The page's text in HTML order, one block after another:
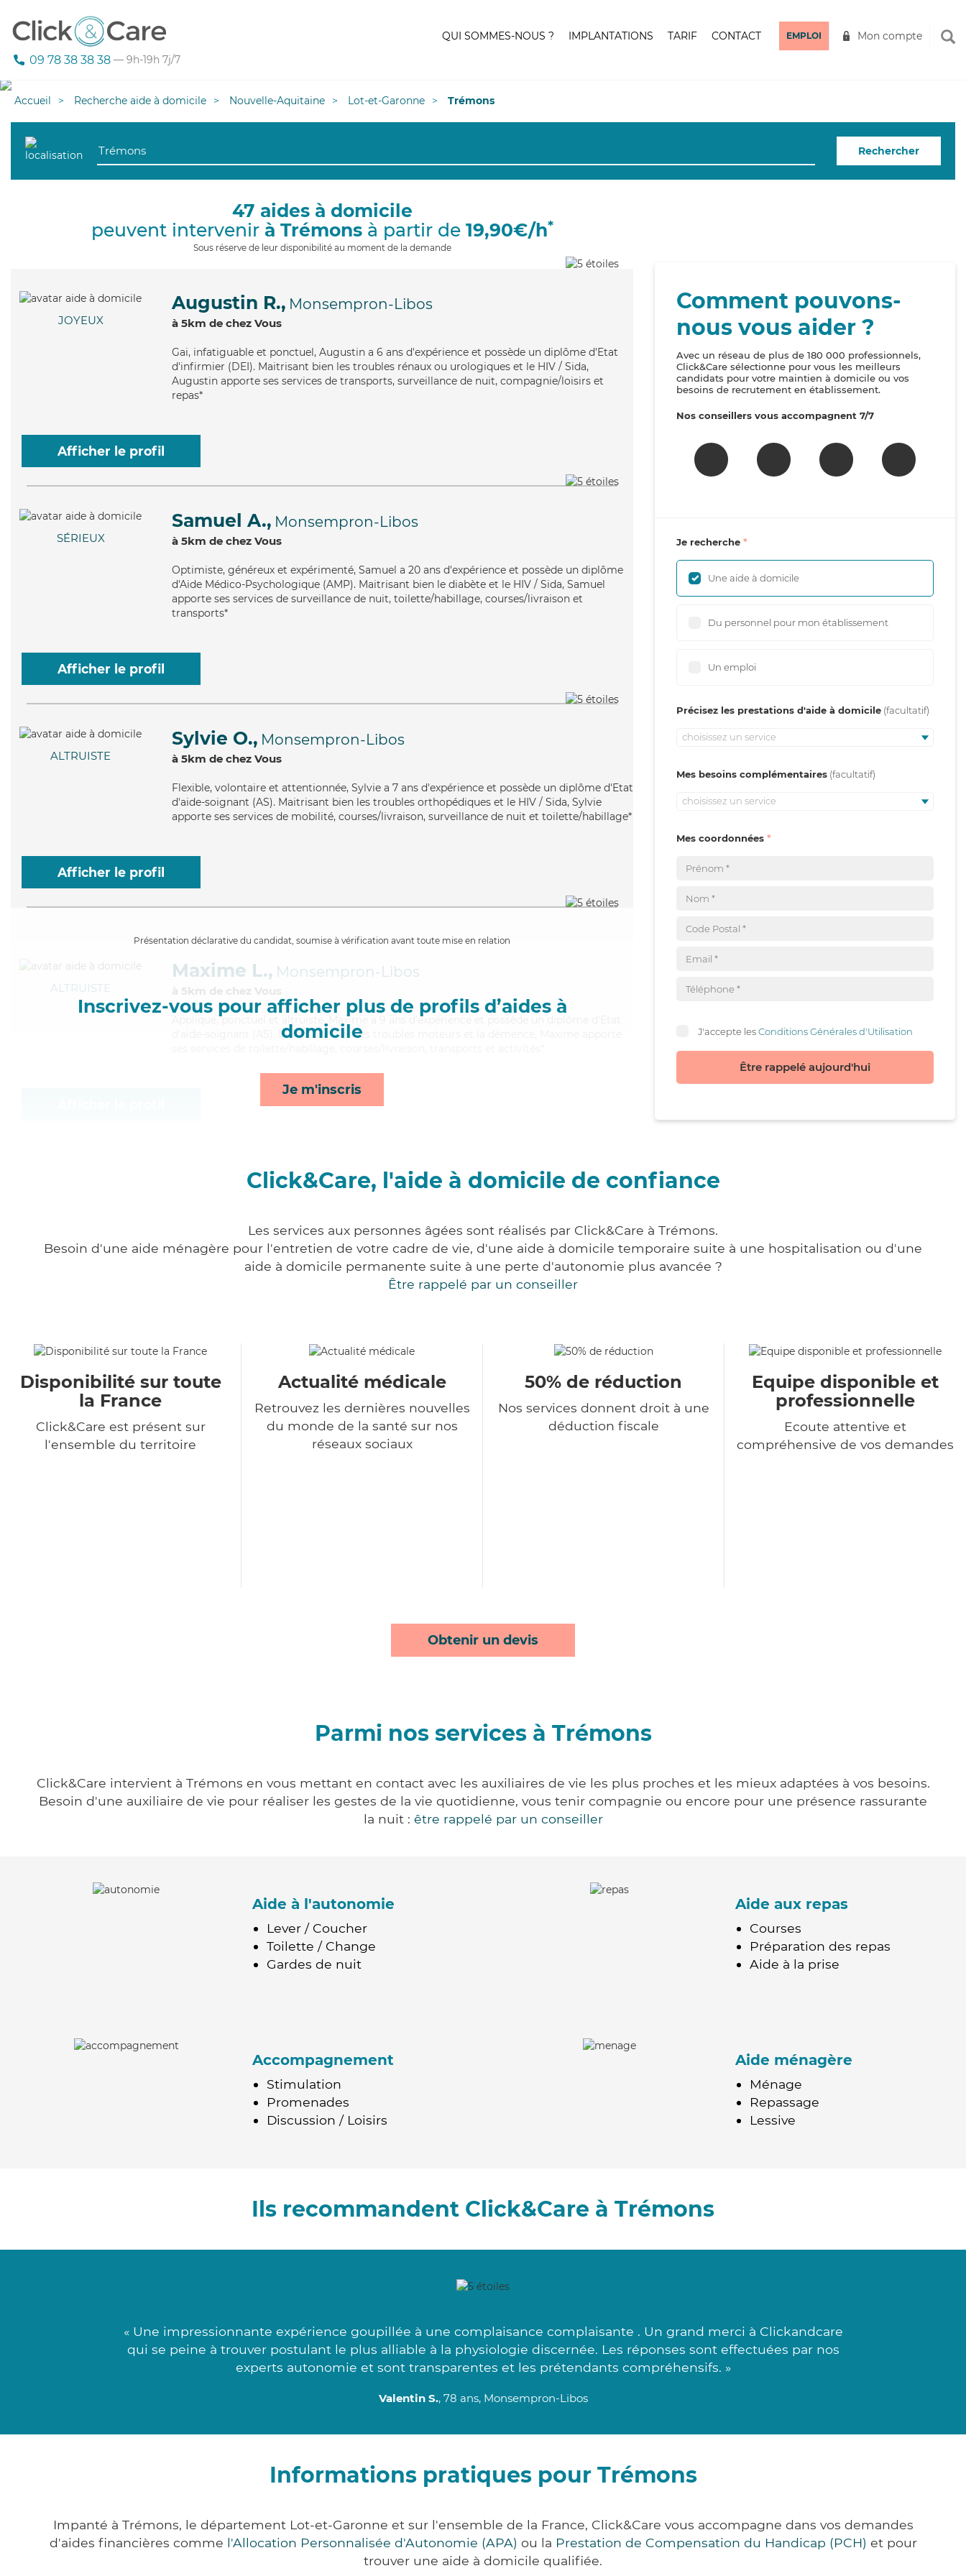
09 78 38 38 38 — 9h-19h 7j/7
QUI SOMMES-NOUS ? IMPLANTATIONS TARIF CONTACT EMPLOI Mon compte
Accueil Recherche aide à domicile Nouvelle-Aquitaine Lot-et-Garonne Trémons
Rechercher
47 aides à domicile
peuvent intervenir à Trémonsà partir de 19,90€/h*
Sous réserve de leur disponibilité au moment de la demande
JOYEUX
Augustin R., Monsempron-Libos
à 5km de chez Vous
Gai, infatiguable et ponctuel, Augustin a 6 ans d'expérience et possède un diplôme d'Etat
d'infirmier (DEI). Maitrisant bien les troubles rénaux ou urologiques et le HIV / Sida,
Augustin apporte ses services de transports, surveillance de nuit, compagnie/loisirs et
repas*
Afficher le profil
SÉRIEUX
Samuel A., Monsempron-Libos
à 5km de chez Vous
Optimiste, généreux et expérimenté, Samuel a 20 ans d'expérience et possède un diplôme
d'Aide Médico-Psychologique (AMP). Maitrisant bien le diabète et le HIV / Sida, Samuel
apporte ses services de surveillance de nuit, toilette/habillage, courses/livraison et
transports*
Afficher le profil
ALTRUISTE
Sylvie O., Monsempron-Libos
à 5km de chez Vous
Flexible, volontaire et attentionnée, Sylvie a 7 ans d'expérience et possède un diplôme d'Etat
d'aide-soignant (AS). Maitrisant bien les troubles orthopédiques et le HIV / Sida, Sylvie
apporte ses services de mobilité, courses/livraison, surveillance de nuit et toilette/habillage*
Afficher le profil
Présentation déclarative du candidat, soumise à vérification avant toute mise en relation
Inscrivez-vous pour afficher plus de profils d’aides à
domicile
Je m'inscris
ALTRUISTE
Maxime L., Monsempron-Libos
à 5km de chez Vous
, ponctuel et altruiste, Maxime a 9 ans d'expérience et possède un diplôme d'Etat
d'aide-soignant (AS). Maitrisant bien les troubles moteurs et la démence, Maxime apporte
Comment pouvons-
nous vous aider ?
Avec un réseau de plus de 180 000 professionnels,
Click&Care sélectionne pour vous les meilleurs
candidats pour votre maintien à domicile ou vos
besoins de recrutement en établissement.
Nos conseillers vous accompagnent 7/7
Je recherche
Une aide à domicile
Du personnel pour mon établissement
Un emploi
Précisez les prestations d'aide à domicile
choisissez un service
Mes besoins complémentaires
choisissez un service
Mes coordonnées
J'accepte lesConditions Générales d'Utilisation
Être rappelé aujourd'hui
Click&Care, l'aide à domicile de confiance
Les services aux personnes âgées sont réalisés par Click&Care à Trémons.
Besoin d'une aide ménagère pour l'entretien de votre cadre de vie, d'une aide à domicile temporaire suite à une hospitalisation ou d'une
aide à domicile permanente suite à une perte d'autonomie plus avancée ?
Être rappelé par un conseiller
Disponibilité sur toute
la France
Click&Care est présent sur
l'ensemble du territoire
Actualité médicale
Retrouvez les dernières nouvelles
du monde de la santé sur nos
réseaux sociaux
50% de réduction
Nos services donnent droit à une
déduction fiscale
Equipe disponible et
professionnelle
Ecoute attentive et
compréhensive de vos demandes
Obtenir un devis
Parmi nos services à Trémons
Click&Care intervient à Trémons en vous mettant en contact avec les auxiliaires de vie les plus proches et les mieux adaptées à vos besoins.
Besoin d'une auxiliaire de vie pour réaliser les gestes de la vie quotidienne, vous tenir compagnie ou encore pour une présence rassurante
la nuit : être rappelé par un conseiller
Aide à l'autonomie
Lever / Coucher
Toilette / Change
Gardes de nuit
Aide aux repas
Courses
Préparation des repas
Aide à la prise
Accompagnement
Stimulation
Promenades
Discussion / Loisirs
Aide ménagère
Ménage
Repassage
Lessive
Ils recommandent Click&Care à Trémons
« Une impressionnante expérience goupillée à une complaisance complaisante . Un grand merci à Clickandcare
qui se peine à trouver postulant le plus alliable à la physiologie discernée. Les réponses sont effectuées par nos
experts autonomie et sont transparentes et les prétendants compréhensifs. »
Valentin S., 78 ans, Monsempron-Libos
Informations pratiques pour Trémons
Impanté à Trémons, le département Lot-et-Garonne et sur l'ensemble de la France, Click&Care vous accompagne dans vos demandes
d'aides financières comme l'Allocation Personnalisée d'Autonomie (APA) ou la Prestation de Compensation du Handicap (PCH) et pour
trouver une aide à domicile qualifiée.